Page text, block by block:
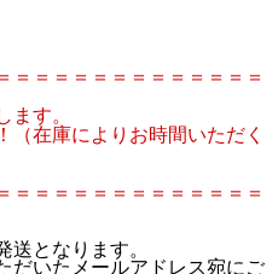
＝＝＝＝＝＝＝＝＝＝＝＝＝
ます。
！（在庫によりお時間いただく
＝＝＝＝＝＝＝＝＝＝＝＝＝
送となります。
だいたメールアドレス宛にご